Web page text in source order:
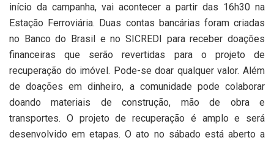
início da campanha, vai acontecer a partir das 16h30 na
Estação Ferroviária. Duas contas bancárias foram criadas
no Banco do Brasil e no SICREDI para receber doações
financeiras que serão revertidas para o projeto de
recuperação do imóvel. Pode-se doar qualquer valor. Além
de doações em dinheiro, a comunidade pode colaborar
doando materiais de construção, mão de obra e
transportes. O projeto de recuperação é amplo e será
desenvolvido em etapas. O ato no sábado está aberto a